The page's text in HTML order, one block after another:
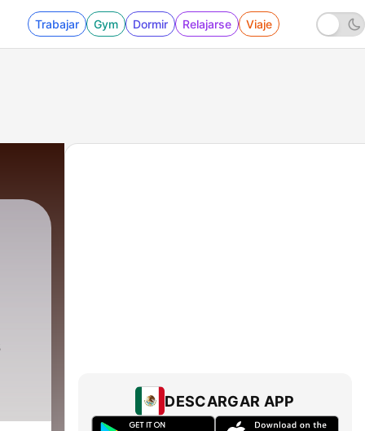
Trabajar Gym Dormir Relajarse Viaje
DESCARGAR APP